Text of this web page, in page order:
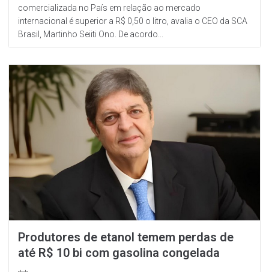
comercializada no País em relação ao mercado
internacional é superior a R$ 0,50 o litro, avalia o CEO da SCA
Brasil, Martinho Seiiti Ono. De acordo...
Produtores de etanol temem perdas de
até R$ 10 bi com gasolina congelada